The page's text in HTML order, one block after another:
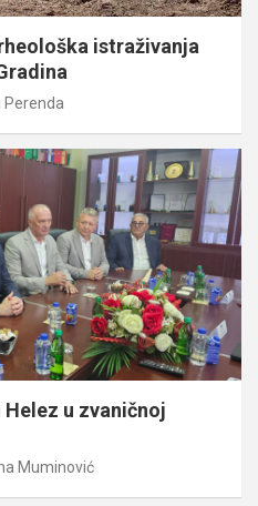
istraživanja
Perenda
u zvaničnoj
Muminović